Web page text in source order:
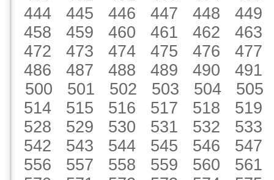
444
445 446 447 448
449
458
459 460 461 462
463
472
473 474 475 476
477
486
487 488 489 490
491
500
501 502 503 504
505
514
515 516 517 518
519
528
529 530 531 532
533
542
543 544 545 546
547
556
557 558 559 560
561